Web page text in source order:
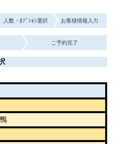
人数・ｵﾌﾟｼｮﾝ選択 お客様情報入力
ご予約完了